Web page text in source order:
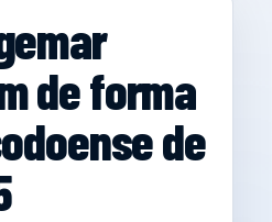
de forma
de